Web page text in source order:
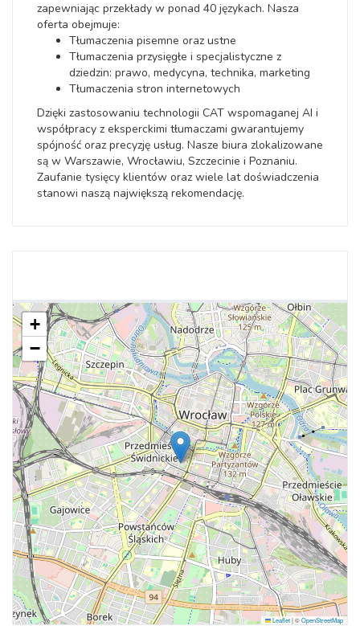
zapewniając przekłady w ponad 40 językach. Nasza
oferta obejmuje:
Tłumaczenia pisemne oraz ustne
Tłumaczenia przysięgłe i specjalistyczne z
dziedzin: prawo, medycyna, technika, marketing
Tłumaczenia stron internetowych
Dzięki zastosowaniu technologii CAT wspomaganej AI i
współpracy z eksperckimi tłumaczami gwarantujemy
spójność oraz precyzję usług. Nasze biura zlokalizowane
są w Warszawie, Wrocławiu, Szczecinie i Poznaniu.
Zaufanie tysięcy klientów oraz wiele lat doświadczenia
stanowi naszą największą rekomendację.
+
−
Leaflet|©OpenStreetMap